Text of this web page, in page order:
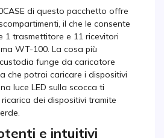
di questo pacchetto offre
il che le consente
1 trasmettitore e 11 ricevitori
WT-100. La cosa più
funge da caricatore
che potrai caricare i dispositivi
luce LED sulla scocca ti
dei dispositivi tramite
e intuitivi